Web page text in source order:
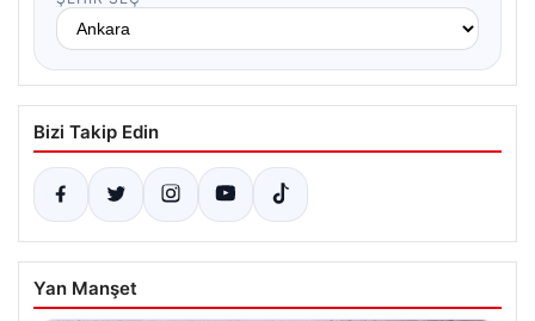
Bizi Takip Edin
Yan Manşet